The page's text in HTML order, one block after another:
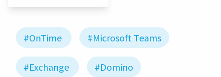
#OnTime #Microsoft Teams
#Exchange #Domino